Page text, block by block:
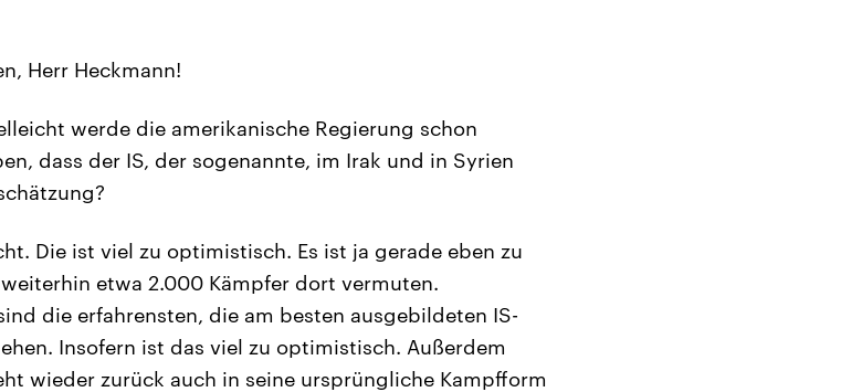
Herr Heckmann!
werde die amerikanische Regierung schon
dass der IS, der sogenannte, im Irak und in Syrien
Die ist viel zu optimistisch. Es ist ja gerade eben zu
etwa 2.000 Kämpfer dort vermuten.
die erfahrensten, die am besten ausgebildeten IS-
Insofern ist das viel zu optimistisch. Außerdem
wieder zurück auch in seine ursprüngliche Kampfform